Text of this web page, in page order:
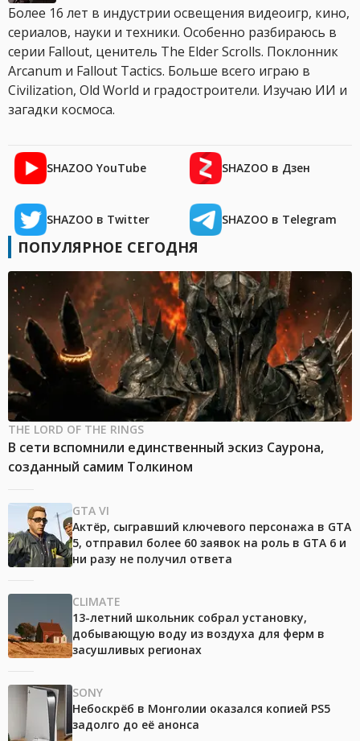
Более 16 лет в индустрии освещения видеоигр, кино,
сериалов, науки и техники. Особенно разбираюсь в
серии Fallout, ценитель The Elder Scrolls. Поклонник
Arcanum и Fallout Tactics. Больше всего играю в
Civilization, Old World и градостроители. Изучаю ИИ и
загадки космоса.
SHAZOO YouTube SHAZOO в Дзен
SHAZOO в Twitter SHAZOO в Telegram
ПОПУЛЯРНОЕ СЕГОДНЯ
THE LORD OF THE RINGS
В сети вспомнили единственный эскиз Саурона,
созданный самим Толкином
GTA VI
Актёр, сыгравший ключевого персонажа в GTA
5, отправил более 60 заявок на роль в GTA 6 и
ни разу не получил ответа
CLIMATE
13-летний школьник собрал установку,
добывающую воду из воздуха для ферм в
засушливых регионах
SONY
Небоскрёб в Монголии оказался копией PS5
задолго до её анонса